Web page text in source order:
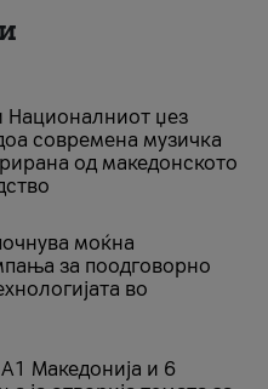
Националниот џез
современа музичка
од македонското
моќна
за поодговорно
во
Македонија и 6